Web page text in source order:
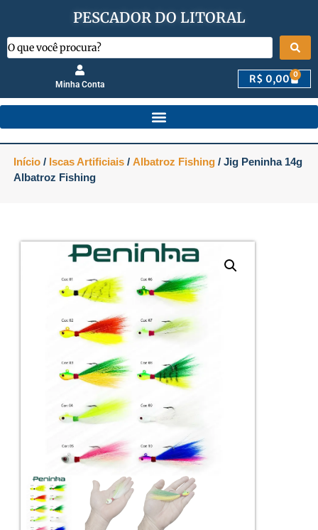
PESCADOR DO LITORAL
Minha Conta R$ 0,00 0
Início/ Iscas Artificiais/ Albatroz Fishing/ Jig Peninha 14g
Albatroz Fishing